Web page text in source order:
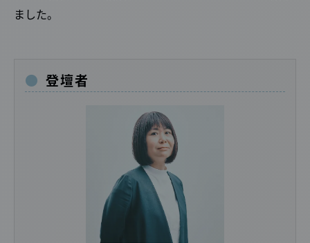
ました。
登壇者